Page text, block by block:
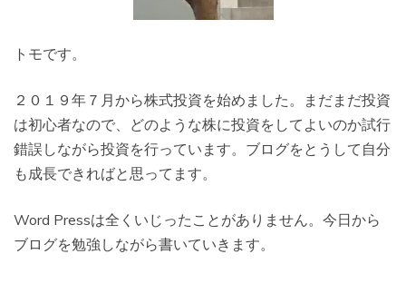
トモです。
２０１９年７月から株式投資を始めました。まだまだ投資
は初心者なので、どのような株に投資をしてよいのか試行
錯誤しながら投資を行っています。ブログをとうして自分
も成長できればと思ってます。
Word Pressは全くいじったことがありません。今日から
ブログを勉強しながら書いていきます。